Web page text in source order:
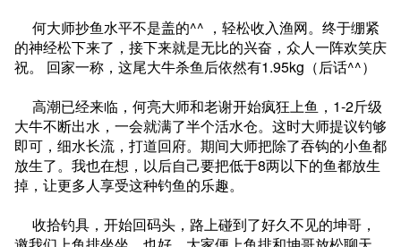
何大师抄鱼水平不是盖的^^ ，轻松收入渔网。终于绷紧
的神经松下来了，接下来就是无比的兴奋，众人一阵欢笑庆
祝。 回家一称，这尾大牛杀鱼后依然有1.95kg（后话^^）
高潮已经来临，何亮大师和老谢开始疯狂上鱼，1-2斤级
大牛不断出水，一会就满了半个活水仓。这时大师提议钓够
即可，细水长流，打道回府。期间大师把除了吞钩的小鱼都
放生了。我也在想，以后自己要把低于8两以下的鱼都放生
掉，让更多人享受这种钓鱼的乐趣。
收拾钓具，开始回码头，路上碰到了好久不见的坤哥，